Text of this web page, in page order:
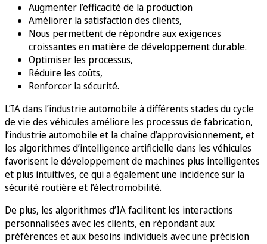
Augmenter l’efficacité de la production
Améliorer la satisfaction des clients,
Nous permettent de répondre aux exigences
croissantes en matière de développement durable.
Optimiser les processus,
Réduire les coûts,
Renforcer la sécurité.
L’IA dans l’industrie automobile à différents stades du cycle
de vie des véhicules améliore les processus de fabrication,
l’industrie automobile et la chaîne d’approvisionnement, et
les algorithmes d’intelligence artificielle dans les véhicules
favorisent le développement de machines plus intelligentes
et plus intuitives, ce qui a également une incidence sur la
sécurité routière et l’électromobilité.
De plus, les algorithmes d’IA facilitent les interactions
personnalisées avec les clients, en répondant aux
préférences et aux besoins individuels avec une précision